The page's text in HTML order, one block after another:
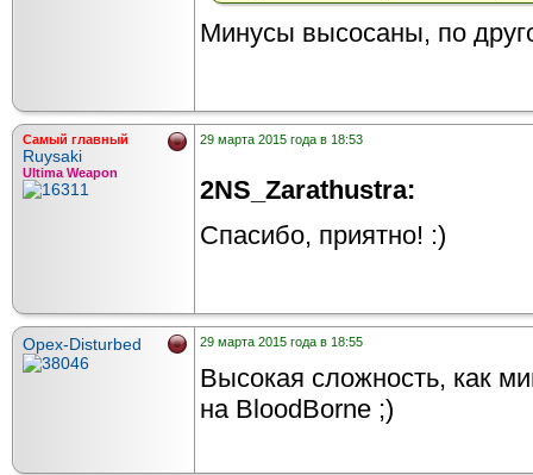
Минусы высосаны, по
Самый главный
Ruysaki
Ultima Weapon
29 марта 2015 года в 18:53
2NS_Zarathustra:
Спасибо, приятно! :)
Opex-Disturbed 29 марта 2015 года в 18:55
Высокая сложность, как
на BloodBorne ;)